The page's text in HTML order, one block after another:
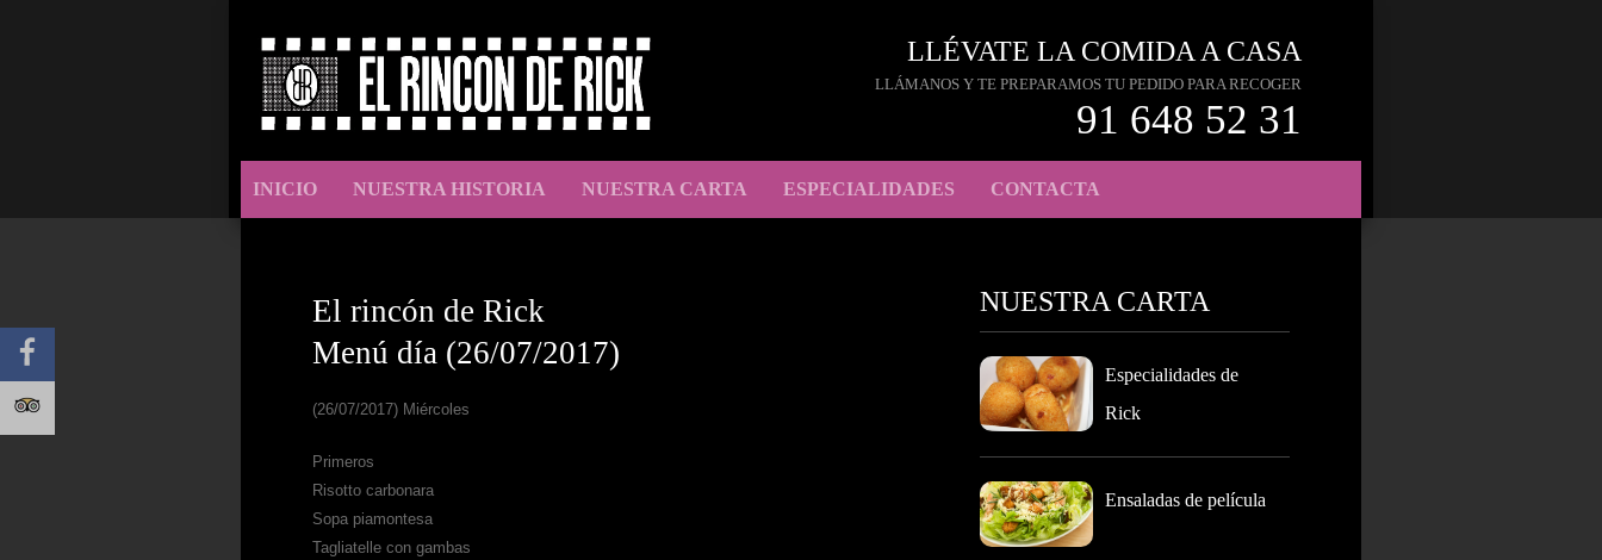
LLÉVATE LA COMIDA A CASA
LLÁMANOS Y TE PREPARAMOS TU PEDIDO PARA RECOGER
91 648 52 31
INICIO NUESTRA HISTORIA NUESTRA CARTA ESPECIALIDADES CONTACTA
El rincón de Rick
Menú día (26/07/2017)
(26/07/2017) Miércoles
Primeros
Risotto carbonara
Sopa piamontesa
Tagliatelle con gambas
NUESTRA CARTA
Especialidades de
Rick
Ensaladas de película